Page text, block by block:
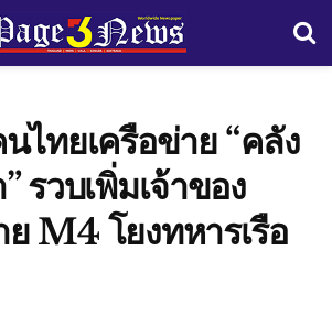
ไทยเครือข่าย “คลัง
รวบเพิ่มเจ้าของ
M4 โยงทหารเรือ